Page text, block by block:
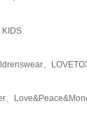
KIDS
、